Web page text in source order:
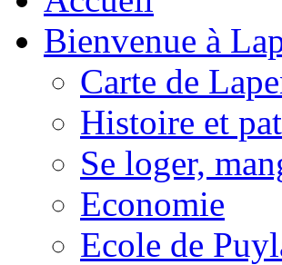
Bienvenue à
Carte de
Histoire et
Se loger,
Economie
Ecole de